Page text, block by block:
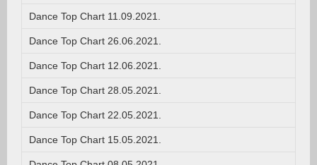
Dance Top Chart 11.09.2021.
Dance Top Chart 26.06.2021.
Dance Top Chart 12.06.2021.
Dance Top Chart 28.05.2021.
Dance Top Chart 22.05.2021.
Dance Top Chart 15.05.2021.